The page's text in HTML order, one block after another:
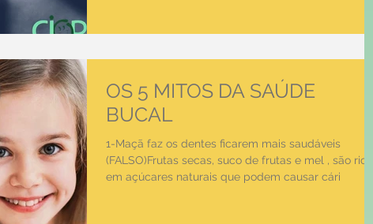
OS 5 MITOS DA SAÚDE
BUCAL
1-Maçã faz os dentes ficarem mais saudáveis
(FALSO)Frutas secas, suco de frutas e mel , são ricos
em açúcares naturais que podem causar cári